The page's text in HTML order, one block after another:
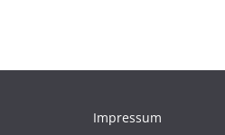
Impressum